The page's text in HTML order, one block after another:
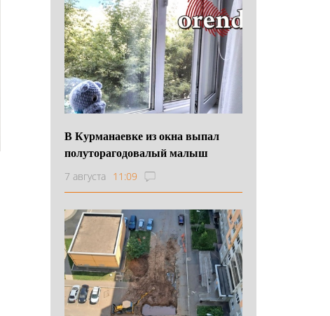
В Курманаевке из окна выпал
полуторагодовалый малыш
7 августа 11:09